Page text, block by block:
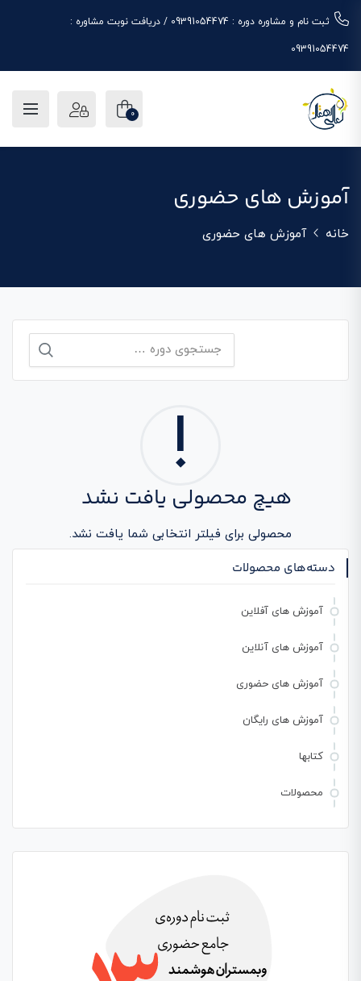
ثبت نام و مشاوره دوره : 09391054474 / دریافت نوبت مشاوره :
09391054474
0
آموزش های حضوری
خانه آموزش های حضوری
جستجو
!
هیچ محصولی یافت نشد
محصولی برای فیلتر انتخابی شما یافت نشد.
دسته‌های محصولات
آموزش های آفلاین
آموزش های آنلاین
آموزش های حضوری
آموزش های رایگان
کتابها
محصولات